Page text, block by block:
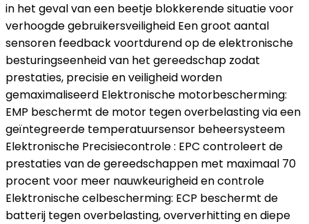
in het geval van een beetje blokkerende situatie voor
verhoogde gebruikersveiligheid Een groot aantal
sensoren feedback voortdurend op de elektronische
besturingseenheid van het gereedschap zodat
prestaties, precisie en veiligheid worden
gemaximaliseerd Elektronische motorbescherming:
EMP beschermt de motor tegen overbelasting via een
geïntegreerde temperatuursensor beheersysteem
Elektronische Precisiecontrole : EPC controleert de
prestaties van de gereedschappen met maximaal 70
procent voor meer nauwkeurigheid en controle
Elektronische celbescherming: ECP beschermt de
batterij tegen overbelasting, oververhitting en diepe